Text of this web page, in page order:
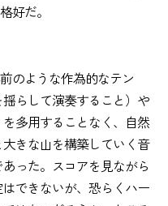
好だ。
のような作為的なテン
らして演奏すること）や
多用することなく、自然
きな山を構築していく音
った。スコアを見ながら
できないが、恐らくハー